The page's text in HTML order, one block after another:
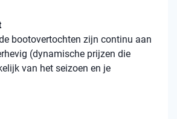
bootovertochten zijn continu aan
(dynamische prijzen die
van het seizoen en je